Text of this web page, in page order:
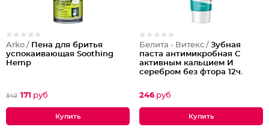
Arko / Пена для бритья
успокаивающая Soothing
Hemp
342 171 руб
Белита - Витекс / Зубная
паста антимикробная С
активным кальцием И
серебром без фтора 12ч.
246 руб